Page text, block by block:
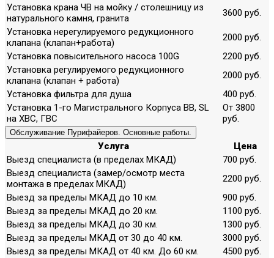
Установка крана ЧВ на мойку / столешницу из
натурального камня, гранита
3600 руб.
Установка нерегулируемого редукционного
клапана (клапан+работа)
2000 руб.
Установка повысительного насоса 100G
2200 руб.
Установка регулируемого редукционного
клапана (клапан + работа)
2000 руб.
Установка фильтра для душа
400 руб.
Установка 1-го Магистрального Корпуса ВВ, SL
на ХВС, ГВС
От 3800
руб.
Обслуживание Пурифайеров. Основные работы.
Услуга
Цена
Выезд специалиста (в пределах МКАД)
700 руб.
Выезд специалиста (замер/осмотр места
монтажа в пределах МКАД)
2200 руб.
Выезд за пределы МКАД до 10 км.
900 руб.
Выезд за пределы МКАД до 20 км.
1100 руб.
Выезд за пределы МКАД до 30 км.
1300 руб.
Выезд за пределы МКАД от 30 до 40 км.
3000 руб.
Выезд за пределы МКАД от 40 км. До 60 км.
4500 руб.